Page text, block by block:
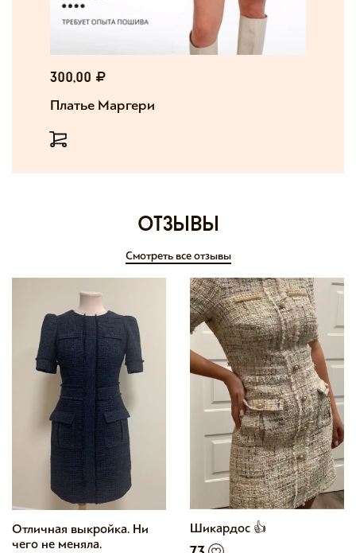
300,00
Платье Маргери
отзывы
Смотреть все отзывы
Отличная выкройка. Ни
чего не меняла.
Шикардос 👍